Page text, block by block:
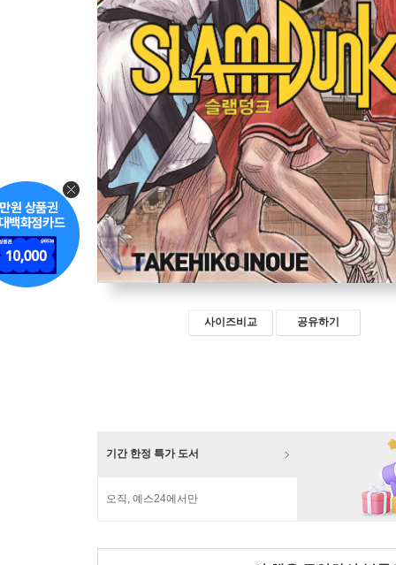
사이즈비교 공유하기
기간 한정 특가 도서
오직, 예스24에서만